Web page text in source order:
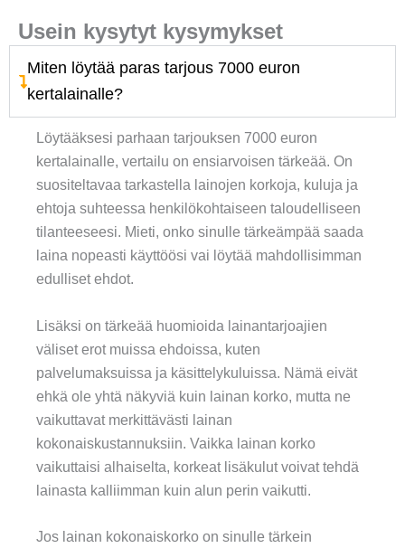
Usein kysytyt kysymykset
Miten löytää paras tarjous 7000 euron
kertalainalle?
Löytääksesi parhaan tarjouksen 7000 euron
kertalainalle, vertailu on ensiarvoisen tärkeää. On
suositeltavaa tarkastella lainojen korkoja, kuluja ja
ehtoja suhteessa henkilökohtaiseen taloudelliseen
tilanteeseesi. Mieti, onko sinulle tärkeämpää saada
laina nopeasti käyttöösi vai löytää mahdollisimman
edulliset ehdot.
Lisäksi on tärkeää huomioida lainantarjoajien
väliset erot muissa ehdoissa, kuten
palvelumaksuissa ja käsittelykuluissa. Nämä eivät
ehkä ole yhtä näkyviä kuin lainan korko, mutta ne
vaikuttavat merkittävästi lainan
kokonaiskustannuksiin. Vaikka lainan korko
vaikuttaisi alhaiselta, korkeat lisäkulut voivat tehdä
lainasta kalliimman kuin alun perin vaikutti.
Jos lainan kokonaiskorko on sinulle tärkein